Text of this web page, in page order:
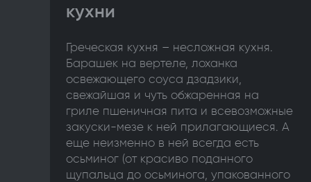
кухни
Греческая кухня – несложная кухня.
Барашек на вертеле, лоханка
освежающего соуса дзадзики,
свежайшая и чуть обжаренная на
гриле пшеничная пита и всевозможные
закуски-мезе к ней прилагающиеся. А
еще неизменно в ней всегда есть
осьминог (от красиво поданного
щупальца до осьминога, упакованного